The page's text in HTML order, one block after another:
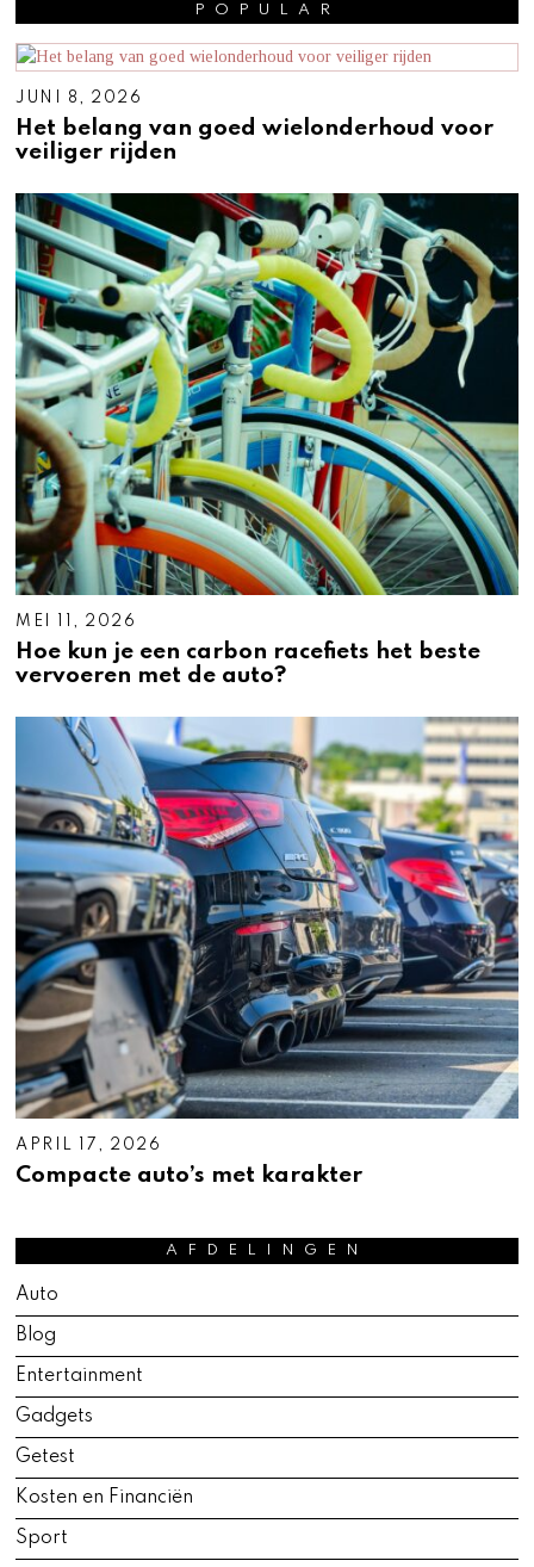
POPULAR
JUNI 8, 2026
Het belang van goed wielonderhoud voor
veiliger rijden
MEI 11, 2026
Hoe kun je een carbon racefiets het beste
vervoeren met de auto?
APRIL 17, 2026
P
R
1
7
Compacte auto’s met karakter
AFDELINGEN
Auto
Blog
Entertainment
Gadgets
Getest
Kosten en Financiën
Sport